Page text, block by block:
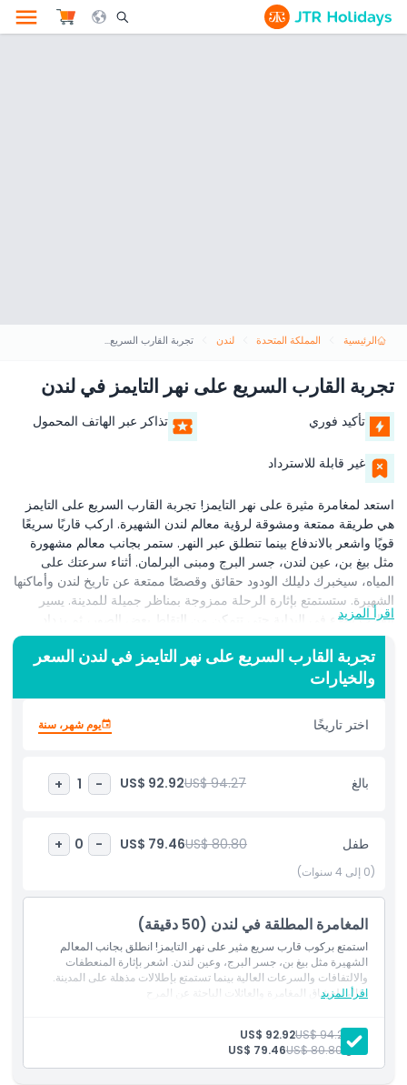
Search Opener Icon
الرئيسية المملكة المتحدة لندن تجربة القارب السريع على نهر التايمز في لندن
تجربة القارب السريع على نهر التايمز في لندن
تأكيد فوري تذاكر عبر الهاتف المحمول
غير قابلة للاسترداد
استعد لمغامرة مثيرة على نهر التايمز! تجربة القارب السريع على التايمز
هي طريقة ممتعة ومشوقة لرؤية معالم لندن الشهيرة. اركب قاربًا سريعًا
قويًا واشعر بالاندفاع بينما تنطلق عبر النهر. ستمر بجانب معالم مشهورة
مثل بيغ بن، عين لندن، جسر البرج ومبنى البرلمان. أثناء سرعتك على
المياه، سيخبرك دليلك الودود حقائق وقصصًا ممتعة عن تاريخ لندن وأماكنها
الشهيرة. ستستمتع بإثارة الرحلة ممزوجة بمناظر جميلة للمدينة. يسير
القارب ببطء في البداية حتى تتمكن من التقاط بعض الصور، ثم يزداد
سرعته لرحلة مليئة بالحركة. هذه التجربة مثالية للعائلات والأزواج
ومجموعات الأصدقاء الذين يحبون المغامرة. اشعر بالرياح في شعرك
ورذاذ الماء بينما تخلق ذكريات لا تُنسى. سواء كانت زيارتك الأولى إلى
لندن أو كنت تقيم بالقرب منها، ستمنحك تجربة القارب السريع على التايمز
طريقة جديدة ومثيرة لرؤية المدينة.
أبرز المعالم
سياسة الأطفال والبالغين
الاستثناءات
غير مناسب لـ
ما يجب معرفته
اقرأ المزيد
تجربة القارب السريع على نهر التايمز في لندن السعر
والخيارات
اختر تاريخًا يوم شهر، سنة
بالغ US$ 94.27
US$ 92.92
-
1
+
طفل US$ 80.80
US$ 79.46
-
0
+
(0 إلى 4 سنوات)
المغامرة المطلقة في لندن (50 دقيقة)
استمتع بركوب قارب سريع مثير على نهر التايمز! انطلق بجانب المعالم
الشهيرة مثل بيغ بن، جسر البرج، وعين لندن. اشعر بإثارة المنعطفات
والالتفافات والسرعات العالية بينما تستمتع بإطلالات مذهلة على المدينة.
مثالي لعشاق المغامرة والعائلات الباحثة عن المرح
اقرأ المزيد
بالغ: US$ 94.27
US$ 92.92
طفل: US$ 80.80
US$ 79.46